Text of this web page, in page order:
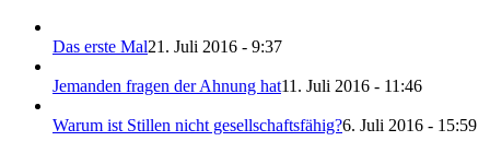
Das erste Mal21. Juli 2016 - 9:37
Jemanden fragen der Ahnung hat11. Juli 2016 - 11:46
Warum ist Stillen nicht gesellschaftsfähig?6. Juli 2016 - 15:59